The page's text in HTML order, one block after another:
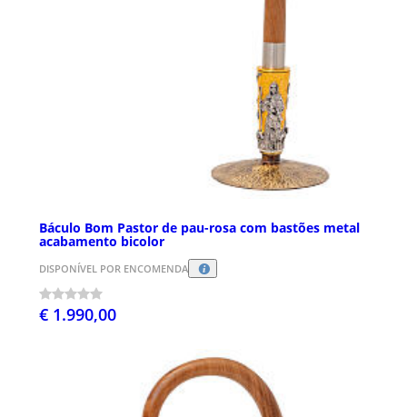
Báculo Bom Pastor de pau-rosa com bastões metal
acabamento bicolor
DISPONÍVEL POR ENCOMENDA
€ 1.990,00